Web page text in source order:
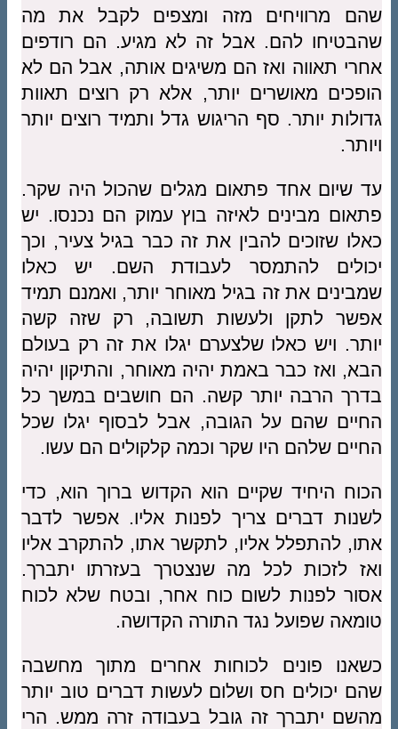
שהם מרוויחים מזה ומצפים לקבל את מה
שהבטיחו להם. אבל זה לא מגיע. הם רודפים
אחרי תאווה ואז הם משיגים אותה, אבל הם לא
הופכים מאושרים יותר, אלא רק רוצים תאוות
גדולות יותר. סף הריגוש גדל ותמיד רוצים יותר
ויותר.
עד שיום אחד פתאום מגלים שהכול היה שקר.
פתאום מבינים לאיזה בוץ עמוק הם נכנסו. יש
כאלו שזוכים להבין את זה כבר בגיל צעיר, וכך
יכולים להתמסר לעבודת השם. יש כאלו
שמבינים את זה בגיל מאוחר יותר, ואמנם תמיד
אפשר לתקן ולעשות תשובה, רק שזה קשה
יותר. ויש כאלו שלצערם יגלו את זה רק בעולם
הבא, ואז כבר באמת יהיה מאוחר, והתיקון יהיה
בדרך הרבה יותר קשה. הם חושבים במשך כל
החיים שהם על הגובה, אבל לבסוף יגלו שכל
החיים שלהם היו שקר וכמה קלקולים הם עשו.
הכוח היחיד שקיים הוא הקדוש ברוך הוא, כדי
לשנות דברים צריך לפנות אליו. אפשר לדבר
אתו, להתפלל אליו, לתקשר אתו, להתקרב אליו
ואז לזכות לכל מה שנצטרך בעזרתו יתברך.
אסור לפנות לשום כוח אחר, ובטח שלא לכוח
טומאה שפועל נגד התורה הקדושה.
כשאנו פונים לכוחות אחרים מתוך מחשבה
שהם יכולים חס ושלום לעשות דברים טוב יותר
מהשם יתברך זה גובל בעבודה זרה ממש. הרי